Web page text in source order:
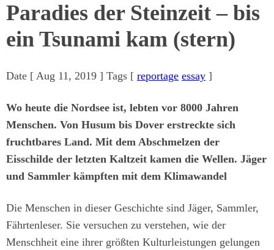
Paradies der Steinzeit – bis
ein Tsunami kam (stern)
Date [ Aug 11, 2019 ] Tags [ reportage essay ]
Wo heute die Nordsee ist, lebten vor 8000 Jahren
Menschen. Von Husum bis Dover erstreckte sich
fruchtbares Land. Mit dem Abschmelzen der
Eisschilde der letzten Kaltzeit kamen die Wellen. Jäger
und Sammler kämpften mit dem Klimawandel
Die Menschen in dieser Geschichte sind Jäger, Sammler,
Fährtenleser. Sie versuchen zu verstehen, wie der
Menschheit eine ihrer größten Kulturleistungen gelungen